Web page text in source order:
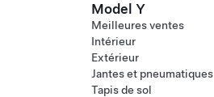
Model Y
Meilleures ventes
Intérieur
Extérieur
Jantes et pneumatiques
Tapis de sol